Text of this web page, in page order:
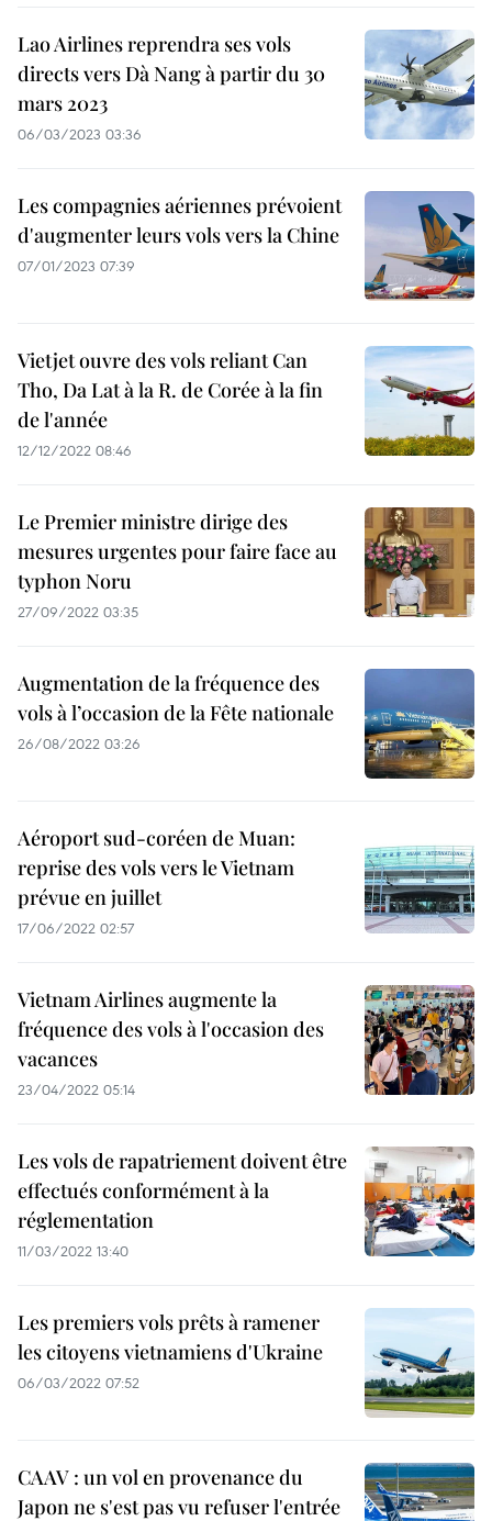
Lao Airlines reprendra ses vols
directs vers Dà Nang à partir du 30
mars 2023
06/03/2023 03:36
Les compagnies aériennes prévoient
d'augmenter leurs vols vers la Chine
07/01/2023 07:39
Vietjet ouvre des vols reliant Can
Tho, Da Lat à la R. de Corée à la fin
de l'année
12/12/2022 08:46
Le Premier ministre dirige des
mesures urgentes pour faire face au
typhon Noru
27/09/2022 03:35
Augmentation de la fréquence des
vols à l’occasion de la Fête nationale
26/08/2022 03:26
Aéroport sud-coréen de Muan:
reprise des vols vers le Vietnam
prévue en juillet
17/06/2022 02:57
Vietnam Airlines augmente la
fréquence des vols à l'occasion des
vacances
23/04/2022 05:14
Les vols de rapatriement doivent être
effectués conformément à la
réglementation
11/03/2022 13:40
Les premiers vols prêts à ramener
les citoyens vietnamiens d'Ukraine
06/03/2022 07:52
CAAV : un vol en provenance du
Japon ne s'est pas vu refuser l'entrée